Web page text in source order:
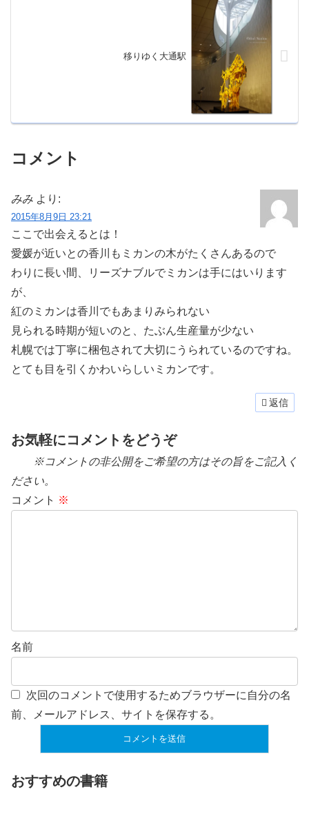
移りゆく大通駅
コメント
みみ より:
2015年8月9日 23:21
ここで出会えるとは！
愛媛が近いとの香川もミカンの木がたくさんあるので
わりに長い間、リーズナブルでミカンは手にはいります
が、
紅のミカンは香川でもあまりみられない
見られる時期が短いのと、たぶん生産量が少ない
札幌では丁寧に梱包されて大切にうられているのですね。
とても目を引くかわいらしいミカンです。
返信
お気軽にコメントをどうぞ
※コメントの非公開をご希望の方はその旨をご記入く
ださい。
コメント ※
名前
次回のコメントで使用するためブラウザーに自分の名
前、メールアドレス、サイトを保存する。
おすすめの書籍